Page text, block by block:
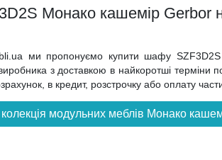
Монако кашемір Gerbor
ми пропонуємо купити шафу
з доставкою в найкоротші терміни
в кредит, розстрочку або оплату
модульних меблів Монако